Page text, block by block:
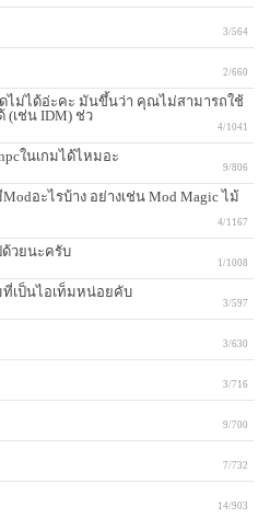
3/564
2/660
ไม่ได้อ่ะคะ มันขึ้นว่า คุณไม่สามารถใช้
(เช่น IDM) ช่ว
4/1041
ในเกมได้ไหมอะ
9/806
อะไรบ้าง อย่างเช่น Mod Magic ไม้
4/1167
ด้วยนะครับ
1/1008
ที่เป็นไอเท็มหน่อยคับ
3/597
3/630
3/716
9/700
7/732
14/903